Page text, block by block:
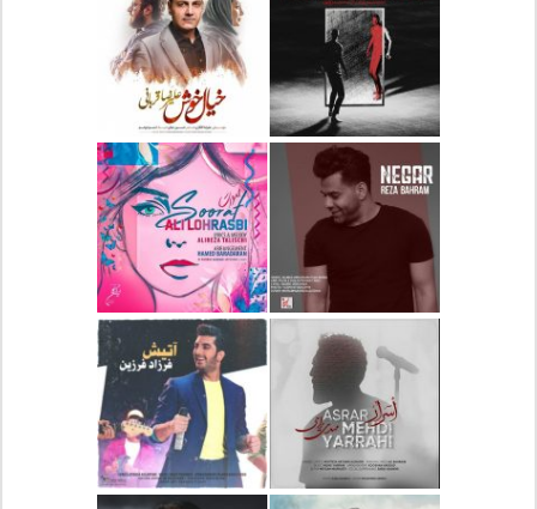
دانلود آلبوم جدید سیروان
خسروی بنام مونولوگ
دانلود آهنگ جدید علیرضا
قربانی بنام خیال خوش
دانلود آهنگ جدید رضا
بهرام بنام نگار
دانلود آهنگ جدید علی
لهراسبی بنام صورت